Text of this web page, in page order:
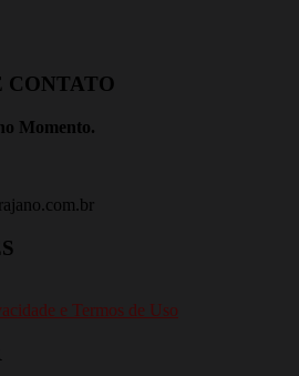
CONTATO
Momento.
e Termos de Uso